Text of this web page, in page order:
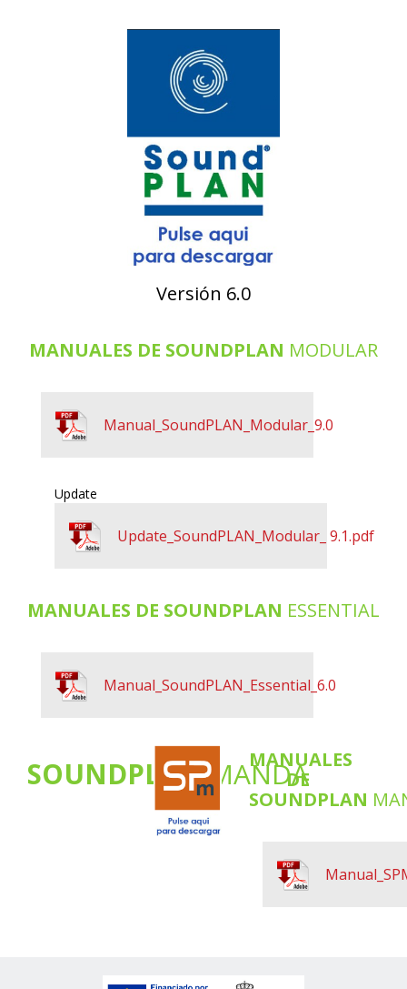
Versión 6.0
MANUALES DE SOUNDPLAN MODULAR
Manual_SoundPLAN_Modular_9.0
Update
Update_SoundPLAN_Modular_ 9.1.pdf
MANUALES DE SOUNDPLAN ESSENTIAL
Manual_SoundPLAN_Essential_6.0
SOUNDPLANMANDA
MANUALES
DE
SOUNDPLAN